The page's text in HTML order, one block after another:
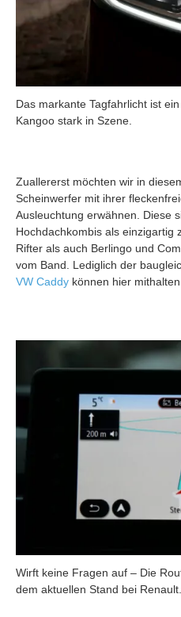
Das markante Tagfahrlicht ist
Kangoo stark in Szene.
Zuallererst möchten wir in
Scheinwerfer mit ihrer
Ausleuchtung erwähnen. Diese
Hochdachkombis als einzigartig
Rifter als auch Berlingo und
vom Band. Lediglich der
VW Caddy können hier mithalten.
Wirft keine Fragen auf – Die
dem aktuellen Stand bei Renault.